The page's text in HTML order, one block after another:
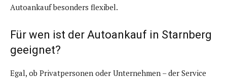
Autoankauf besonders flexibel.
Für wen ist der Autoankauf in Starnberg
geeignet?
Egal, ob Privatpersonen oder Unternehmen – der Service